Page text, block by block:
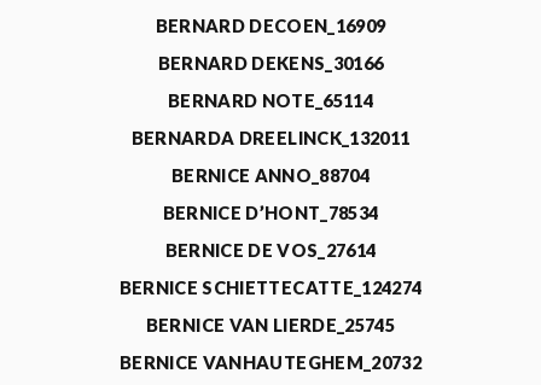
BERNARD DECOEN_16909
BERNARD DEKENS_30166
BERNARD NOTE_65114
BERNARDA DREELINCK_132011
BERNICE ANNO_88704
BERNICE D’HONT_78534
BERNICE DE VOS_27614
BERNICE SCHIETTECATTE_124274
BERNICE VAN LIERDE_25745
BERNICE VANHAUTEGHEM_20732